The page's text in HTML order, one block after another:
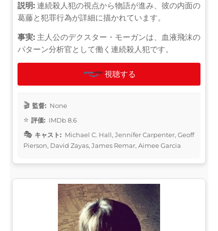
説明: 連続殺人犯の視点から物語が進み、彼の内面の
葛藤と犯罪行為が詳細に描かれています。
事実: 主人公のデクスター・モーガンは、血液飛沫の
パターン分析官として働く連続殺人犯です。
視聴する
監督: None
評価: IMDb 8.6
キャスト: Michael C. Hall, Jennifer Carpenter, Geoff
Pierson, David Zayas, James Remar, Aimee Garcia